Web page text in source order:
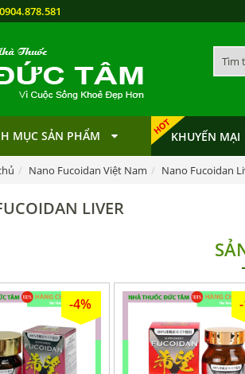
0904.878.581
MỤC SẢN PHẨM KHUYẾN MẠI
Nano Fucoidan Việt Nam Nano Fucoidan
LIVER
-4%